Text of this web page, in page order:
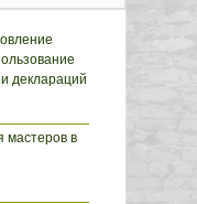
деклараций
мастеров в